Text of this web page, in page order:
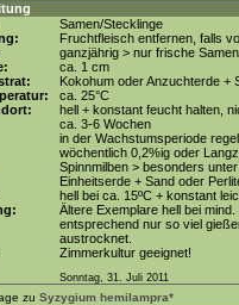
Samen/Stecklinge
Fruchtfleisch entfernen, falls
ganzjährig > nur frische
ca. 1 cm
Kokohum oder Anzuchterde +
ca. 25°C
hell + konstant feucht halten,
ca. 3-6 Wochen
in der Wachstumsperiode
wöchentlich 0,2%ig oder
Spinnmilben > besonders
Einheitserde + Sand oder
hell bei ca. 15ºC + konstant
Ältere Exemplare hell bei
entsprechend nur so viel
austrocknet.
Zimmerkultur geeignet!
Sonntag, 31. Juli 2011
zu Syzygium hemilampra*